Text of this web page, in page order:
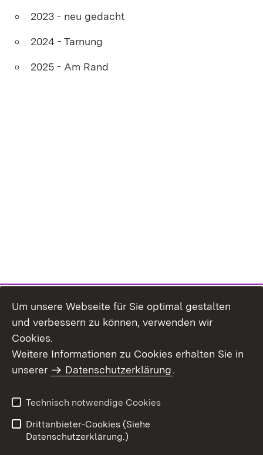
2023 - neu gedacht
2024 - Tarnung
2025 - Am Rand
Benutzungshinweise
Erklärung zur
Um unsere Webseite für Sie optimal gestalten
und verbessern zu können, verwenden wir
Cookies.
Weitere Informationen zu Cookies erhalten Sie in
unserer
Datenschutzerklärung.
Technisch notwendige Cookies
Drittanbieter-Cookies (Siehe
Datenschutzerklärung.)